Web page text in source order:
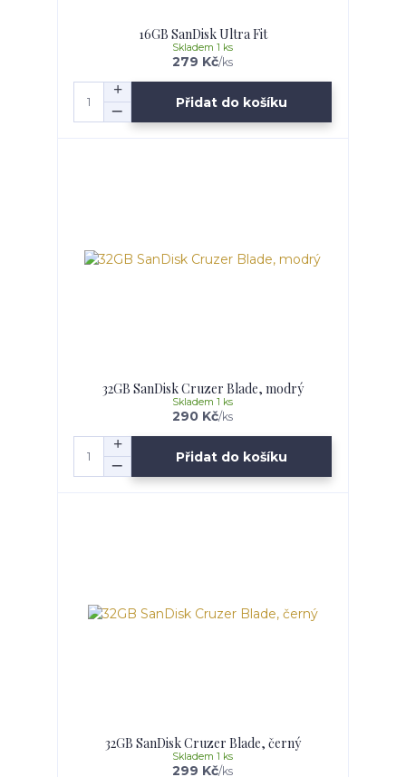
16GB SanDisk Ultra Fit
279 Kč/ks
Skladem 1 ks
Přidat do košíku
32GB SanDisk Cruzer Blade, modrý
290 Kč/ks
Skladem 1 ks
Přidat do košíku
32GB SanDisk Cruzer Blade, černý
299 Kč/ks
Skladem 1 ks